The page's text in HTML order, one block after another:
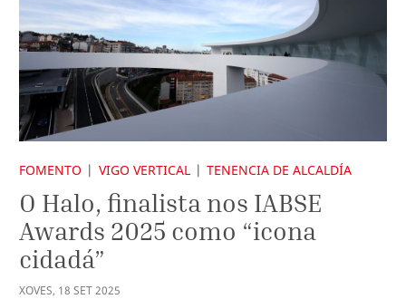
FOMENTO VIGO VERTICAL TENENCIA DE ALCALDÍA
O Halo, finalista nos IABSE
Awards 2025 como “icona
cidadá”
XOVES, 18 SET2025